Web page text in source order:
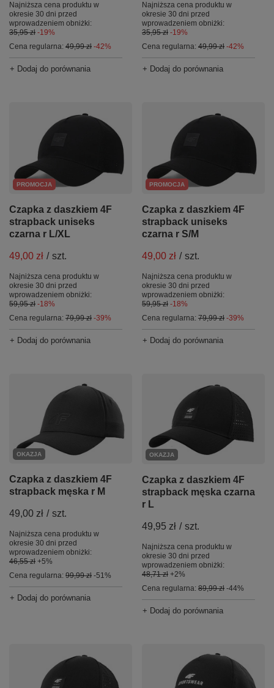
Najniższa cena produktu w
okresie 30 dni przed
wprowadzeniem obniżki:
35,95 zł -19%
Cena regularna: 49,99 zł -42%
+ Dodaj do porównania
Najniższa cena produktu w
okresie 30 dni przed
wprowadzeniem obniżki:
35,95 zł -19%
Cena regularna: 49,99 zł -42%
+ Dodaj do porównania
PROMOCJA
Czapka z daszkiem 4F
strapback uniseks
czarna r L/XL
49,00 zł / szt.
Najniższa cena produktu w
okresie 30 dni przed
wprowadzeniem obniżki:
59,95 zł -18%
Cena regularna: 79,99 zł -39%
+ Dodaj do porównania
PROMOCJA
Czapka z daszkiem 4F
strapback uniseks
czarna r S/M
49,00 zł / szt.
Najniższa cena produktu w
okresie 30 dni przed
wprowadzeniem obniżki:
59,95 zł -18%
Cena regularna: 79,99 zł -39%
+ Dodaj do porównania
OKAZJA
Czapka z daszkiem 4F
strapback męska r M
49,00 zł / szt.
Najniższa cena produktu w
okresie 30 dni przed
wprowadzeniem obniżki:
46,55 zł +5%
Cena regularna: 99,99 zł -51%
+ Dodaj do porównania
OKAZJA
Czapka z daszkiem 4F
strapback męska czarna
r L
49,95 zł / szt.
Najniższa cena produktu w
okresie 30 dni przed
wprowadzeniem obniżki:
48,71 zł +2%
Cena regularna: 89,99 zł -44%
+ Dodaj do porównania